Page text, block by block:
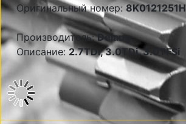
Оригинальный номер:8K0121251H
Производитель:Delang
Описание:2.7TDi, 3.0TDi, 3.0TFSi